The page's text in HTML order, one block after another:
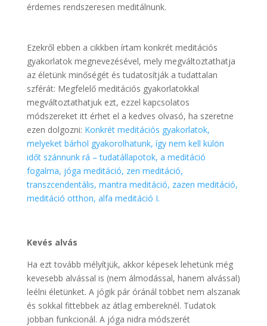
érdemes rendszeresen meditálnunk.
Ezekről ebben a cikkben írtam konkrét meditációs
gyakorlatok megnevezésével, mely megváltoztathatja
az életünk minőségét és tudatosítják a tudattalan
szférát: Megfelelő meditációs gyakorlatokkal
megváltoztathatjuk ezt, ezzel kapcsolatos
módszereket itt érhet el a kedves olvasó, ha szeretne
ezen dolgozni: Konkrét meditációs gyakorlatok,
melyeket bárhol gyakorolhatunk, így nem kell külön
időt szánnunk rá – tudatállapotok, a meditáció
fogalma, jóga meditáció, zen meditáció,
transzcendentális, mantra meditáció, zazen meditáció,
meditáció otthon, alfa meditáció I.
Kevés alvás
Ha ezt tovább mélyítjük, akkor képesek lehetünk még
kevesebb alvással is (nem álmodással, hanem alvással)
leélni életünket. A jógik pár óránál többet nem alszanak
és sokkal fittebbek az átlag embereknél. Tudatok
jobban funkcionál. A jóga nidra módszerét